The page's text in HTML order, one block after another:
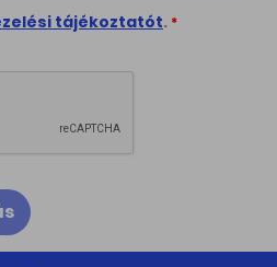
tájékoztatót. *